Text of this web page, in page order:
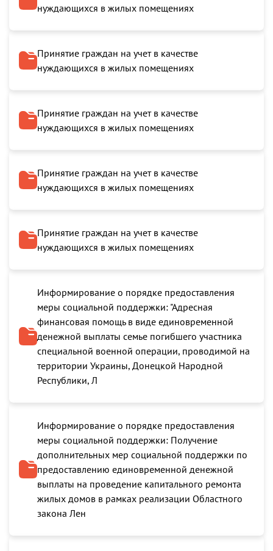
нуждающихся в жилых помещениях
Принятие граждан на учет в качестве
нуждающихся в жилых помещениях
Принятие граждан на учет в качестве
нуждающихся в жилых помещениях
Принятие граждан на учет в качестве
нуждающихся в жилых помещениях
Принятие граждан на учет в качестве
нуждающихся в жилых помещениях
Информирование о порядке предоставления
меры социальной поддержки: "Адресная
финансовая помощь в виде единовременной
денежной выплаты семье погибшего участника
специальной военной операции, проводимой на
территории Украины, Донецкой Народной
Республики, Л
Информирование о порядке предоставления
меры социальной поддержки: Получение
дополнительных мер социальной поддержки по
предоставлению единовременной денежной
выплаты на проведение капитального ремонта
жилых домов в рамках реализации Областного
закона Лен